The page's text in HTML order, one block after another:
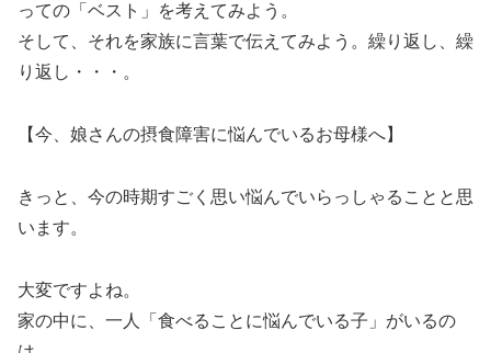
っての「ベスト」を考えてみよう。
そして、それを家族に言葉で伝えてみよう。繰り返し、繰
り返し・・・。
【今、娘さんの摂食障害に悩んでいるお母様へ】
きっと、今の時期すごく思い悩んでいらっしゃることと思
います。
大変ですよね。
家の中に、一人「食べることに悩んでいる子」がいるの